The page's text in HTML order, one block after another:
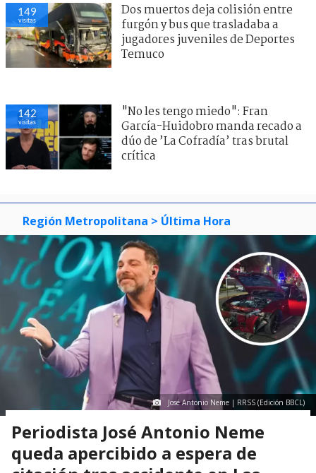
149
visitas
Dos muertos deja colisión entre
furgón y bus que trasladaba a
jugadores juveniles de Deportes
Temuco
142
visitas
"No les tengo miedo": Fran
García-Huidobro manda recado a
dúo de ’La Cofradía’ tras brutal
crítica
Región Metropolitana > Última Hora
José Antonio Neme | RRSS (Edición BBCL)
Periodista José Antonio Neme
queda apercibido a espera de